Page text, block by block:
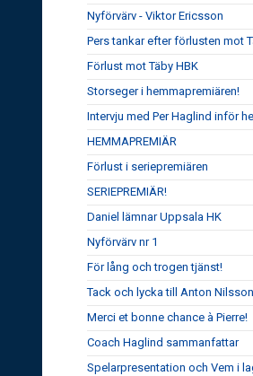
Nyförvärv - Viktor Ericsson
Pers tankar efter förlusten mot
Förlust mot Täby HBK
Storseger i hemmapremiären!
Intervju med Per Haglind inför
HEMMAPREMIÄR
Förlust i seriepremiären
SERIEPREMIÄR!
Daniel lämnar Uppsala HK
Nyförvärv nr 1
För lång och trogen tjänst!
Tack och lycka till Anton Nilsson
Merci et bonne chance à Pierre!
Coach Haglind sammanfattar
Spelarpresentation och Vem i